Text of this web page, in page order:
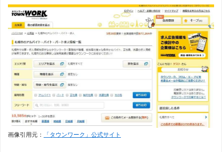
画像引用元： 「タウンワーク」公式サイト